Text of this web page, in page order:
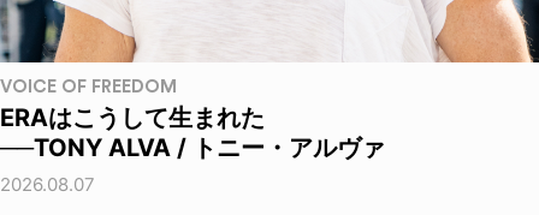
VOICE OF FREEDOM
ERAはこうして生まれた
──TONY ALVA / トニー・アルヴァ
2026.08.07